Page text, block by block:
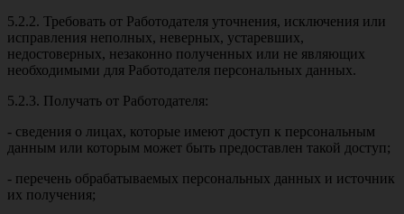
5.2.2. Требовать от Работодателя уточнения, исключения или
исправления неполных, неверных, устаревших,
недостоверных, незаконно полученных или не являющих
необходимыми для Работодателя персональных данных.
5.2.3. Получать от Работодателя:
- сведения о лицах, которые имеют доступ к персональным
данным или которым может быть предоставлен такой доступ;
- перечень обрабатываемых персональных данных и источник
их получения;